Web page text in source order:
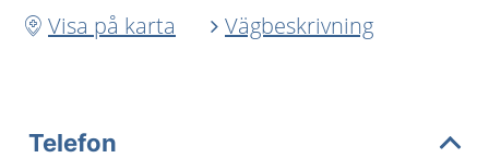
Visa på karta
Vägbeskrivning
Telefon